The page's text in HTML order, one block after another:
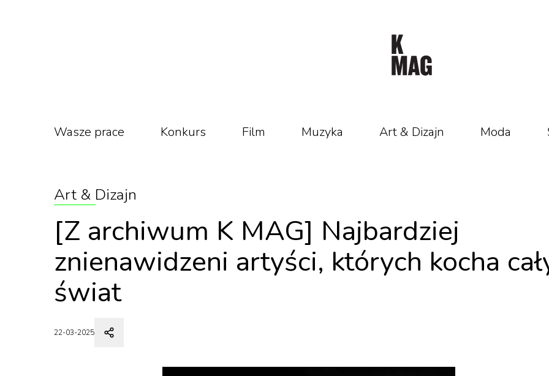
Wasze prace Konkurs Film Muzyka Art & Dizajn Moda
Art & Dizajn
[Z archiwum K MAG] Najbardziej
znienawidzeni artyści, których kocha
świat
22-03-2025